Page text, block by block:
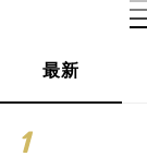
最新